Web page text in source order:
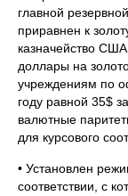
главной
приравнен к
казначейство
доллары на
учреждениям по
году равной 35$
валютные
для курсового
• Установлен
соответствии, с